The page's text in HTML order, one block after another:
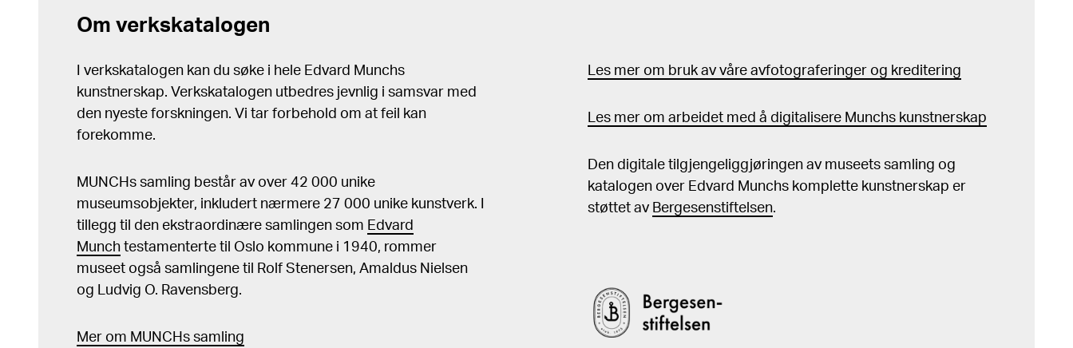
Om verkskatalogen
I verkskatalogen kan du søke i hele Edvard Munchs
kunstnerskap. Verkskatalogen utbedres jevnlig i samsvar med
den nyeste forskningen. Vi tar forbehold om at feil kan
forekomme.
MUNCHs samling består av over 42 000 unike
museumsobjekter, inkludert nærmere 27 000 unike kunstverk. I
tillegg til den ekstraordinære samlingen som Edvard
Munch testamenterte til Oslo kommune i 1940, rommer
museet også samlingene til Rolf Stenersen, Amaldus Nielsen
og Ludvig O. Ravensberg.
Mer om MUNCHs samling
Les mer om bruk av våre avfotograferinger og kreditering
Les mer om arbeidet med å digitalisere Munchs kunstnerskap
Den digitale tilgjengeliggjøringen av museets samling og
katalogen over Edvard Munchs komplette kunstnerskap er
støttet av Bergesenstiftelsen.